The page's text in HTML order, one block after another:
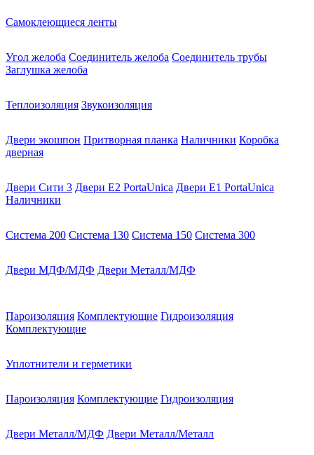
Самоклеющиеся ленты
Угол желоба Соединитель желоба Соединитель трубы
Заглушка желоба
Теплоизоляция Звукоизоляция
Двери экошпон Притворная планка Наличники Коробка
дверная
Двери Сити 3 Двери E2 PortaUnica Двери E1 PortaUnica
Наличники
Система 200 Система 130 Система 150 Система 300
Двери МДФ/МДФ Двери Металл/МДФ
Пароизоляция Комплектующие Гидроизоляция
Комплектующие
Уплотнители и герметики
Пароизоляция Комплектующие Гидроизоляция
Двери Металл/МДФ Двери Металл/Металл